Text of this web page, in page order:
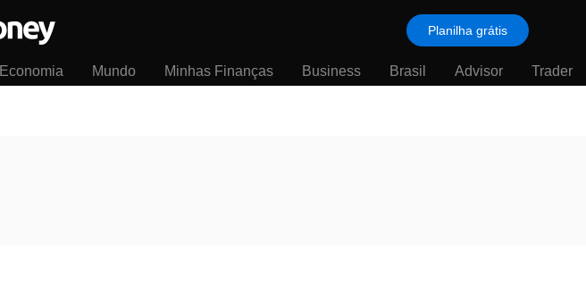
Planilha grátis
Economia Mundo Minhas Finanças Business Brasil Advisor Trader